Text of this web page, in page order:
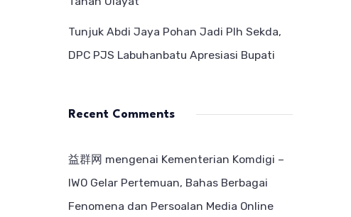
Tunjuk Abdi Jaya Pohan Jadi Plh Sekda,
DPC PJS Labuhanbatu Apresiasi Bupati
Recent Comments
益群网 mengenai Kementerian Komdigi –
IWO Gelar Pertemuan, Bahas Berbagai
Fenomena dan Persoalan Media Online